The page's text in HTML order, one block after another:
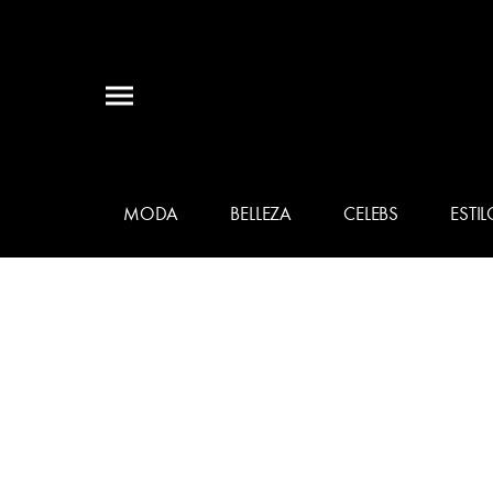
MODA BELLEZA CELEBS